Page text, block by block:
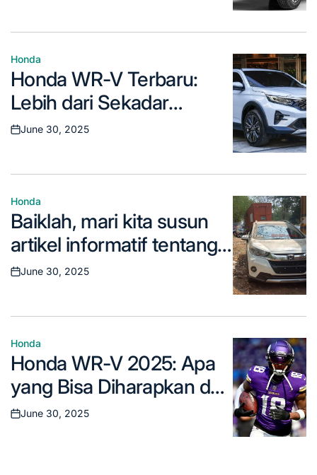
Posted
in
Honda
Honda WR-V Terbaru:
Lebih dari Sekadar
Crossover Kompak
Posted
June 30, 2025
Posted
in
Honda
Baiklah, mari kita susun
artikel informatif tentang
tanggal peluncuran WR-
yang menarik dan mudah
dipahami.
Posted
June 30, 2025
Posted
in
Honda
Honda WR-V 2025: Apa
yang Bisa Diharapkan dari
SUV Compact yang
Posted
June 30, 2025